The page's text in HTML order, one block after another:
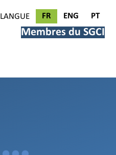
LANGUE FR ENG PT
Membres du SGCI